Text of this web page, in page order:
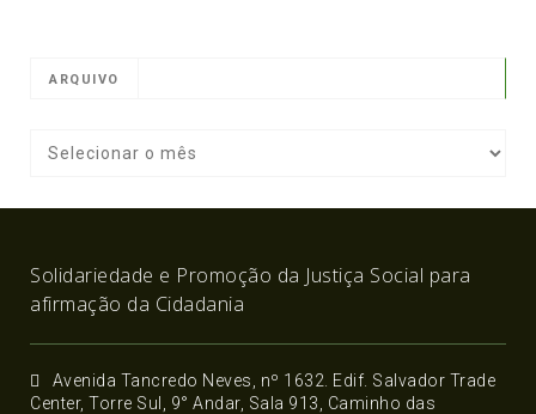
ARQUIVO
Solidariedade e Promoção da Justiça Social para
afirmação da Cidadania
Avenida Tancredo Neves, nº 1632. Edif. Salvador Trade
Center, Torre Sul, 9° Andar, Sala 913, Caminho das